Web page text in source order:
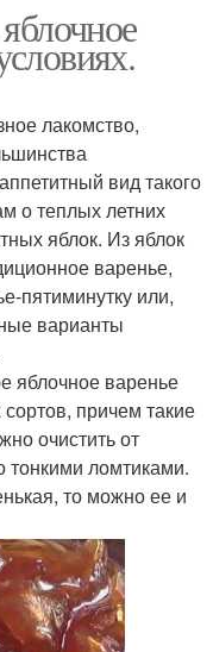
лакомство,
вид такого
о теплых летних
яблок. Из яблок
варенье,
пятиминутку или,
варианты
яблочное варенье
сортов, причем такие
очистить от
тонкими ломтиками.
то можно ее и